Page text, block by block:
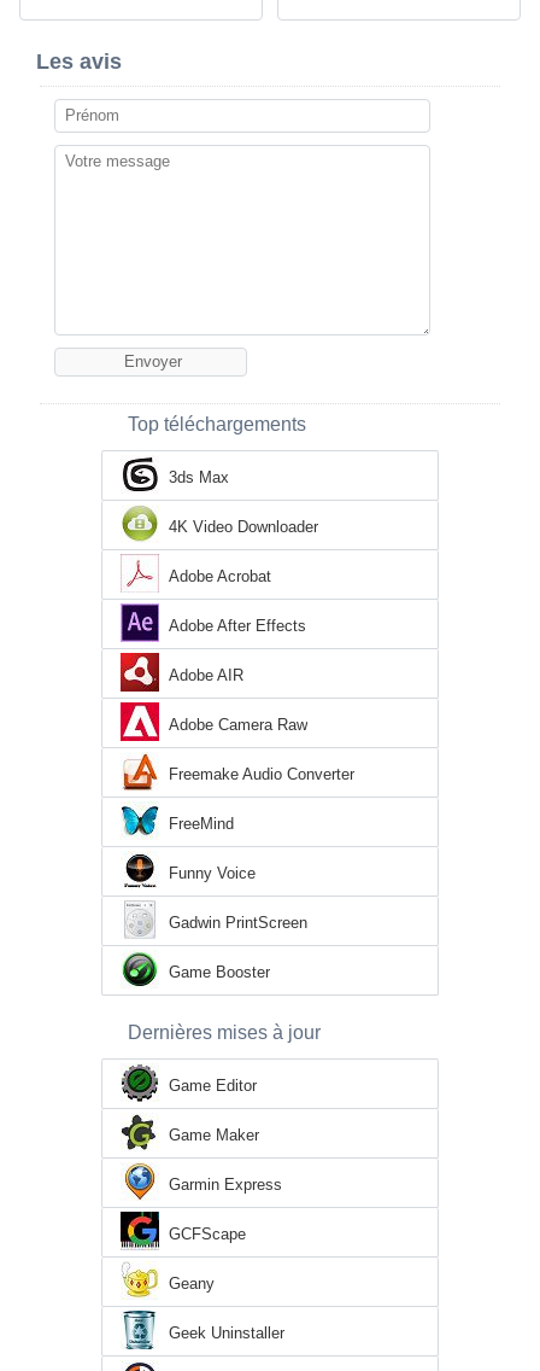
Les avis
Top téléchargements
3ds Max
4K Video Downloader
Adobe Acrobat
Adobe After Effects
Adobe AIR
Adobe Camera Raw
Freemake Audio Converter
FreeMind
Funny Voice
Gadwin PrintScreen
Game Booster
Dernières mises à jour
Game Editor
Game Maker
Garmin Express
GCFScape
Geany
Geek Uninstaller